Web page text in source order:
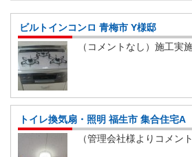
ビルトインコンロ 青梅市 Y様邸
（コメントなし）施工実
トイレ換気扇・照明 福生市 集合住宅A
（管理会社様よりコメン